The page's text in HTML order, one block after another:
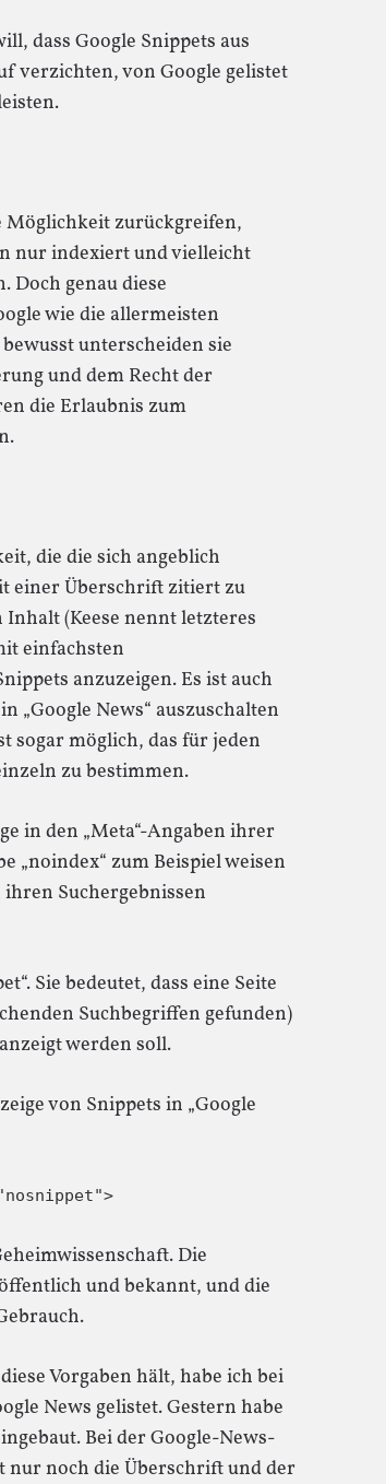
dass Google Snippets aus
verzichten, von Google gelistet
Möglichkeit zurückgreifen,
nur indexiert und vielleicht
genau diese
wie die allermeisten
unterscheiden sie
und dem Recht der
die Erlaubnis zum
die die sich angeblich
einer Überschrift zitiert zu
(Keese nennt letzteres
einfachsten
anzuzeigen. Es ist auch
„Google News“ auszuschalten
sogar möglich, das für jeden
zu bestimmen.
in den „Meta“-Angaben ihrer
„noindex“ zum Beispiel weisen
Suchergebnissen
Sie bedeutet, dass eine Seite
Suchbegriffen gefunden)
werden soll.
von Snippets in „Google
Die
und bekannt, und die
Vorgaben hält, habe ich bei
News gelistet. Gestern habe
Bei der Google-News-
nur noch die Überschrift und der